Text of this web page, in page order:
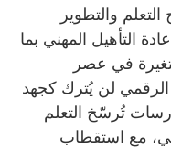
والتطوير
التأهيل المهني بما
في عصر
الرقمي لن يُترك كجهد
تُرسّخ التعلم
مع استقطاب